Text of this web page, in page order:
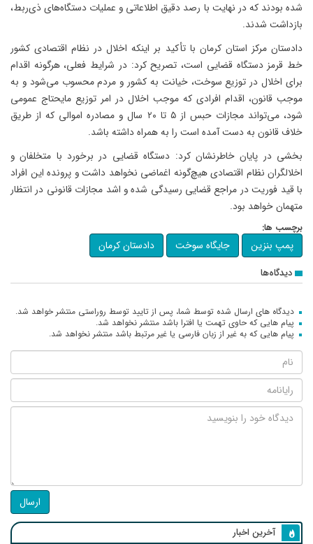
شده بودند که در نهایت با رصد دقیق اطلاعاتی و عملیات دستگاه‌های ذی‌ربط،
بازداشت شدند.
دادستان مرکز استان کرمان با تأکید بر اینکه اخلال در نظام اقتصادی کشور
خط قرمز دستگاه قضایی است، تصریح کرد: در شرایط فعلی، هرگونه اقدام
برای اخلال در توزیع سوخت، خیانت به کشور و مردم محسوب می‌شود و به
موجب قانون، اقدام افرادی که موجب اخلال در امر توزیع مایحتاج عمومی
شود، می‌تواند مجازات حبس از ۵ تا ۲۰ سال و مصادره اموالی که از طریق
خلاف قانون به دست آمده است را به همراه داشته باشد.
بخشی در پایان خاطرنشان کرد: دستگاه قضایی در برخورد با متخلفان و
اخلالگران نظام اقتصادی هیچ‌گونه اغماضی نخواهد داشت و پرونده این افراد
با قید فوریت در مراجع قضایی رسیدگی شده و اشد مجازات قانونی در انتظار
متهمان خواهد بود.
برچسب ها:
پمپ بنزین جایگاه سوخت دادستان کرمان
دیدگاه‌ها
دیدگاه های ارسال شده توسط شما، پس از تایید توسط روراستی منتشر خواهد شد.
پیام هایی که حاوی تهمت یا افترا باشد منتشر نخواهد شد.
پیام هایی که به غیر از زبان فارسی یا غیر مرتبط باشد منتشر نخواهد شد.
ارسال
آخرین اخبار